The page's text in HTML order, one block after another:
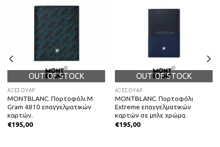
OUT OF STOCK
ΑΞΕΣΟΥΑΡ
MONTBLANC. Πορτοφόλι M
Gram 4810 επαγγελματικών
καρτών.
€195,00
OUT OF STOCK
ΑΞΕΣΟΥΑΡ
MONTBLANC. Πορτοφόλι
Extreme επαγγελματικών
καρτών σε μπλε χρώμα.
€195,00